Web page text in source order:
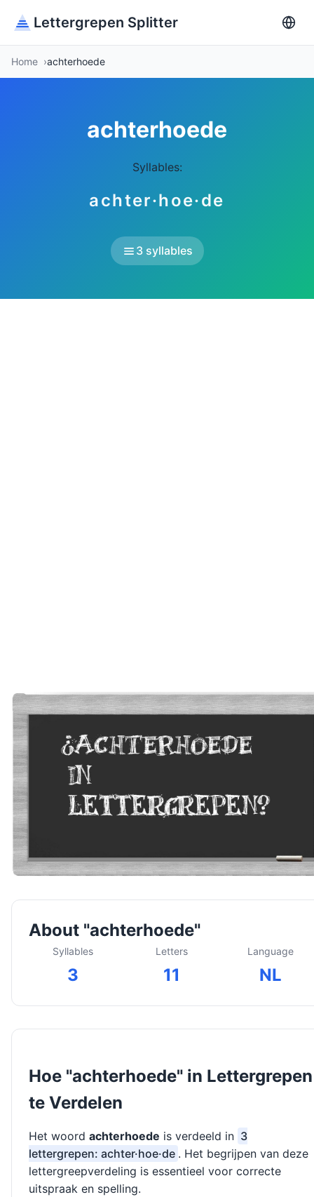
Lettergrepen Splitter
Home achterhoede
achterhoede
Syllables:
achter·hoe·de
3 syllables
About "achterhoede"
Syllables
3
Letters
11
Language
NL
Hoe "achterhoede" in Lettergrepen
te Verdelen
Het woord achterhoede is verdeeld in 3
lettergrepen: achter·hoe·de . Het begrijpen van deze
lettergreepverdeling is essentieel voor correcte
uitspraak en spelling.